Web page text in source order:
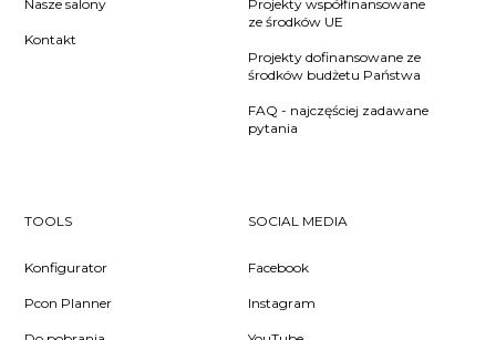
Nasze salony
Kontakt
Projekty współfinansowane
ze środków UE
Projekty dofinansowane ze
środków budżetu Państwa
FAQ - najczęściej zadawane
pytania
TOOLS
Konfigurator
Pcon Planner
SOCIAL MEDIA
Facebook
Instagram